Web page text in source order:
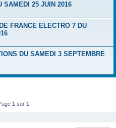
SAMEDI 25 JUIN 2016
FRANCE ELECTRO 7 DU
DU SAMEDI 3 SEPTEMBRE
1 sur 1